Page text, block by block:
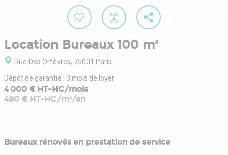
Location Bureaux 100 m²
Rue Des Orfèvres, 75001 Paris
Dépôt de garantie : 3 mois de loyer
4 000 € HT-HC/mois
480 € HT-HC/m²/an
Bureaux rénovés en prestation de service